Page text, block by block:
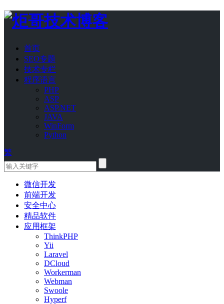
首页
SEO专题
技术专栏
程序语言
PHP
ASP
ASP.NET
JAVA
WinForm
Python
繁
微信开发
前端开发
安全中心
精品软件
应用框架
ThinkPHP
Yii
Laravel
DCloud
Workerman
Webman
Swoole
Hyperf